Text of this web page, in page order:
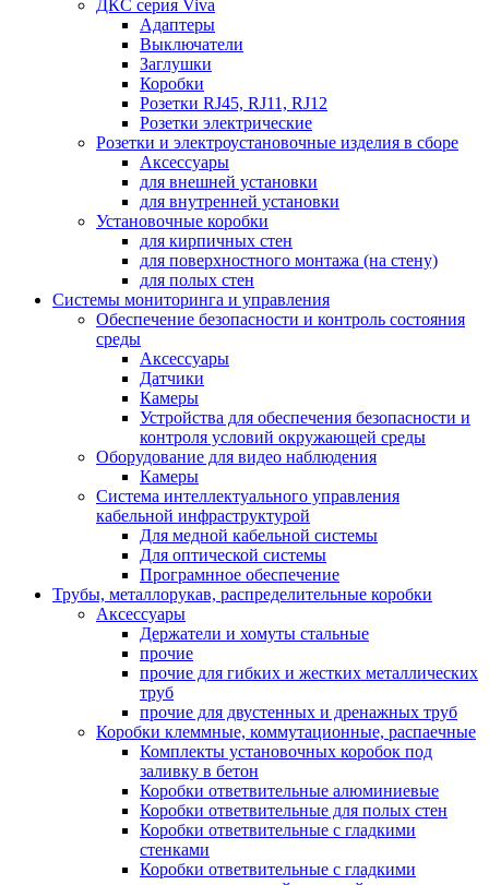
ДКС серия Viva
Адаптеры
Выключатели
Заглушки
Коробки
Розетки RJ45, RJ11, RJ12
Розетки электрические
Розетки и электроустановочные изделия в сборе
Аксессуары
для внешней установки
для внутренней установки
Установочные коробки
для кирпичных стен
для поверхностного монтажа (на стену)
для полых стен
Системы мониторинга и управления
Обеспечение безопасности и контроль состояния
среды
Аксессуары
Датчики
Камеры
Устройства для обеспечения безопасности и
контроля условий окружающей среды
Оборудование для видео наблюдения
Камеры
Система интеллектуального управления
кабельной инфраструктурой
Для медной кабельной системы
Для оптической системы
Програмнное обеспечение
Трубы, металлорукав, распределительные коробки
Аксессуары
Держатели и хомуты стальные
прочие
прочие для гибких и жестких металлических
труб
прочие для двустенных и дренажных труб
Коробки клеммные, коммутационные, распаечные
Комплекты установочных коробок под
заливку в бетон
Коробки ответвительные алюминиевые
Коробки ответвительные для полых стен
Коробки ответвительные с гладкими
стенками
Коробки ответвительные с гладкими